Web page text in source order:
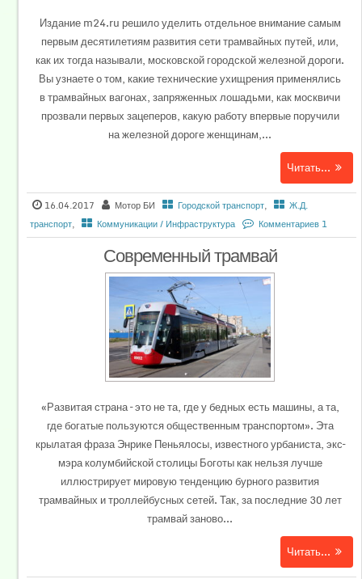
Издание m24.ru решило уделить отдельное внимание самым
первым десятилетиям развития сети трамвайных путей, или,
как их тогда называли, московской городской железной дороги.
Вы узнаете о том, какие технические ухищрения применялись
в трамвайных вагонах, запряженных лошадьми, как москвичи
прозвали первых зацеперов, какую работу впервые поручили
на железной дороге женщинам,...
Читать...
16.04.2017 Мотор БИ Городской транспорт,
Ж.Д.
транспорт, Коммуникации / Инфраструктура Комментариев 1
Современный трамвай
«Развитая страна – это не та, где у бедных есть машины, а та,
где богатые пользуются общественным транспортом». Эта
крылатая фраза Энрике Пеньялосы, известного урбаниста, экс–
мэра колумбийской столицы Боготы как нельзя лучше
иллюстрирует мировую тенденцию бурного развития
трамвайных и троллейбусных сетей. Так, за последние 30 лет
трамвай заново...
Читать...